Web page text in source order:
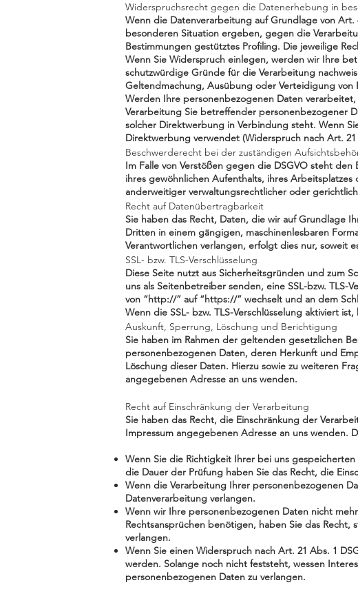
Widerspruchsrecht gegen die Datenerhebung in
Wenn die Datenverarbeitung auf Grundlage von
besonderen Situation ergeben, gegen die
Bestimmungen gestütztes Profiling. Die jeweilige
Wenn Sie Widerspruch einlegen, werden wir Ihre
schutzwürdige Gründe für die Verarbeitung
Geltendmachung, Ausübung oder Verteidigung von
Werden Ihre personenbezogenen Daten
Verarbeitung Sie betreffender personenbezogener
solcher Direktwerbung in Verbindung steht. Wenn
Direktwerbung verwendet (Widerspruch nach Art. 21
Beschwerderecht bei der zuständigen
Im Falle von Verstößen gegen die DSGVO steht
ihres gewöhnlichen Aufenthalts, ihres
anderweitiger verwaltungsrechtlicher oder
Recht auf Datenübertragbarkeit
Sie haben das Recht, Daten, die wir auf Grundlage
Dritten in einem gängigen, maschinenlesbaren
Verantwortlichen verlangen, erfolgt dies nur, soweit
SSL- bzw. TLS-Verschlüsselung
Diese Seite nutzt aus Sicherheitsgründen und zum
uns als Seitenbetreiber senden, eine SSL-bzw. TLS-
von “http://” auf “https://” wechselt und an dem
Wenn die SSL- bzw. TLS-Verschlüsselung aktiviert
Auskunft, Sperrung, Löschung und Berichtigung
Sie haben im Rahmen der geltenden gesetzlichen
personenbezogenen Daten, deren Herkunft und
Löschung dieser Daten. Hierzu sowie zu weiteren
angegebenen Adresse an uns wenden.
Recht auf Einschränkung der Verarbeitung
Sie haben das Recht, die Einschränkung der
Impressum angegebenen Adresse an uns wenden.
Wenn Sie die Richtigkeit Ihrer bei uns
die Dauer der Prüfung haben Sie das Recht, die
Wenn die Verarbeitung Ihrer personenbezogenen
Datenverarbeitung verlangen.
Wenn wir Ihre personenbezogenen Daten nicht
Rechtsansprüchen benötigen, haben Sie das
verlangen.
Wenn Sie einen Widerspruch nach Art. 21 Abs. 1
werden. Solange noch nicht feststeht, wessen
personenbezogenen Daten zu verlangen.